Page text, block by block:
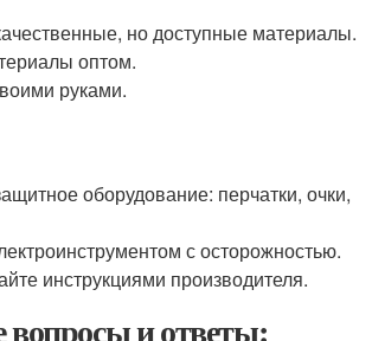
но доступные материалы.
оптом.
руками.
оборудование: перчатки, очки,
с осторожностью.
инструкциями производителя.
и ответы: